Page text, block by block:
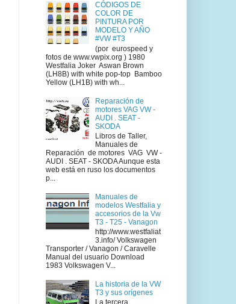
CÓDIGOS DE
COLOR DE
PINTURA POR
MODELO Y AÑO
#VW #T3
(por eurospeed y
fotos de www.vwpix.org ) 1980
Westfalia Joker Aswan Brown
(LH8B) with white pop-top Bamboo
Yellow (LH1B) with wh...
Reparación de
motores VAG VW -
AUDI . SEAT -
SKODA
Libros de Taller,
Manuales de
Reparación de motores VAG VW -
AUDI . SEAT - SKODA Aunque esta
web está en ruso los documentos
p...
Manuales de
modelos Westfalia y
accesorios de la Vw
T3 - T25 - Vanagon
http://www.westfaliat
3.info/ Volkswagen
Transporter / Vanagon / Caravelle
Manual del usuario Download
1983 Volkswagen V...
La historia de la VW
T3 y sus orígenes